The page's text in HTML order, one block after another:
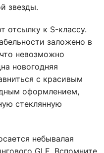
звезды.
отсылку к S-классу.
заложено в
невозможно
новогодняя
с красивым
оформлением,
стеклянную
небывалая
GLE. Вспомните,